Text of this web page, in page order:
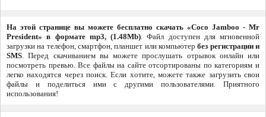
На этой странице вы можете бесплатно скачать «Coco Jamboo - Mr
President» в формате mp3, (1.48Mb). Файл доступен для мгновенной
загрузки на телефон, смартфон, планшет или компьютербез регистрации и
SMS. Перед скачиванием вы можете прослушать отрывок онлайн или
посмотреть превью. Все файлы на сайте отсортированы по категориям и
легко находятся через поиск. Если хотите, можете также загрузить свои
файлы и поделиться ими с другими пользователями. Приятного
использования!